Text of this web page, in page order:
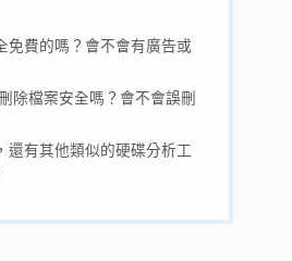
免費的嗎？會不會有廣告或
除檔案安全嗎？會不會誤刪
還有其他類似的硬碟分析工